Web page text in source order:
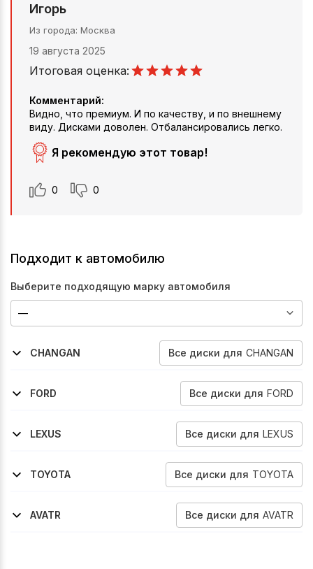
Игорь
Из города Москва
19 августа 2025
Итоговая оценка:
Комментарий:
Видно, что премиум. И по качеству, и по внешнему
виду. Дисками доволен. Отбалансировались легко.
Я рекомендую этот товар!
0 0
Подходит к автомобилю
Выберите подходящую марку автомобиля
CHANGAN Все диски для CHANGAN
2019-2024
2025-2026
2020-2026
2024-2026
FORD
Все диски для FORD
2010-2015
2015-2019
LEXUS
Все диски для LEXUS
2022-2026
2023-2026
2020-2026
TOYOTA
Все диски для TOYOTA
2022-2026
2020-2026
2025-2026
AVATR
Все диски для AVATR